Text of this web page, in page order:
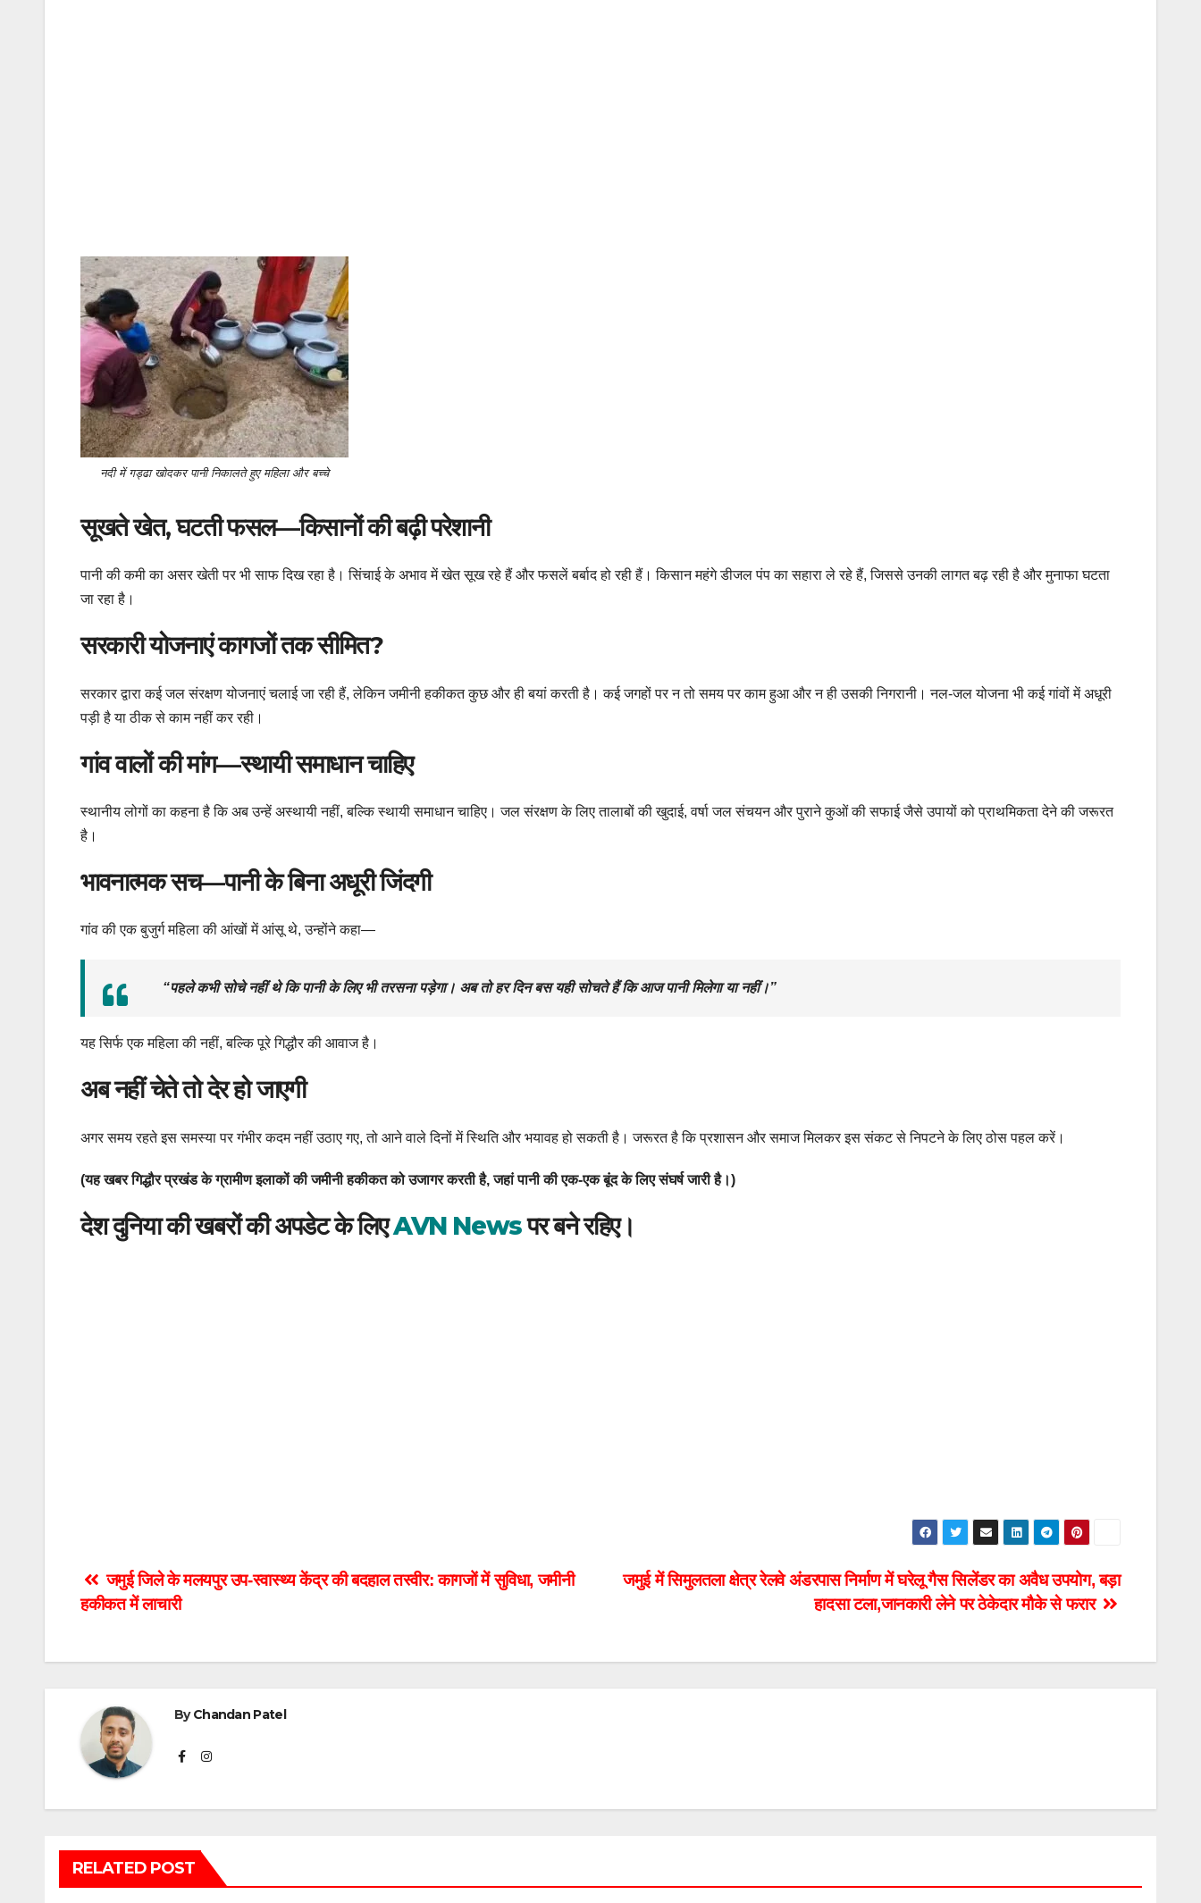
नदी में गड्ढा खोदकर पानी निकालते हुए महिला और बच्चे
सूखते खेत, घटती फसल—किसानों की बढ़ी परेशानी
पानी की कमी का असर खेती पर भी साफ दिख रहा है। सिंचाई के अभाव में खेत सूख रहे हैं और फसलें बर्बाद हो रही हैं। किसान महंगे डीजल पंप का सहारा ले रहे हैं, जिससे उनकी लागत बढ़ रही है और मुनाफा घटता
जा रहा है।
सरकारी योजनाएं कागजों तक सीमित?
सरकार द्वारा कई जल संरक्षण योजनाएं चलाई जा रही हैं, लेकिन जमीनी हकीकत कुछ और ही बयां करती है। कई जगहों पर न तो समय पर काम हुआ और न ही उसकी निगरानी। नल-जल योजना भी कई गांवों में अधूरी
पड़ी है या ठीक से काम नहीं कर रही।
गांव वालों की मांग—स्थायी समाधान चाहिए
स्थानीय लोगों का कहना है कि अब उन्हें अस्थायी नहीं, बल्कि स्थायी समाधान चाहिए। जल संरक्षण के लिए तालाबों की खुदाई, वर्षा जल संचयन और पुराने कुओं की सफाई जैसे उपायों को प्राथमिकता देने की जरूरत
है।
भावनात्मक सच—पानी के बिना अधूरी जिंदगी
गांव की एक बुजुर्ग महिला की आंखों में आंसू थे, उन्होंने कहा—
“पहले कभी सोचे नहीं थे कि पानी के लिए भी तरसना पड़ेगा। अब तो हर दिन बस यही सोचते हैं कि आज पानी मिलेगा या नहीं।”
यह सिर्फ एक महिला की नहीं, बल्कि पूरे गिद्धौर की आवाज है।
अब नहीं चेते तो देर हो जाएगी
अगर समय रहते इस समस्या पर गंभीर कदम नहीं उठाए गए, तो आने वाले दिनों में स्थिति और भयावह हो सकती है। जरूरत है कि प्रशासन और समाज मिलकर इस संकट से निपटने के लिए ठोस पहल करें।
(यह खबर गिद्धौर प्रखंड के ग्रामीण इलाकों की जमीनी हकीकत को उजागर करती है, जहां पानी की एक-एक बूंद के लिए संघर्ष जारी है।)
देश दुनिया की खबरों की अपडेट के लिएAVN Newsपर बने रहिए।
Post
navigation
जमुई में सिमुलतला क्षेत्र रेलवे अंडरपास निर्माण में घरेलू गैस सिलेंडर का अवैध उपयोग, बड़ा
हादसा टला,जानकारी लेने पर ठेकेदार मौके से फरार
जमुई जिले के मलयपुर उप-स्वास्थ्य केंद्र की बदहाल तस्वीर: कागजों में सुविधा, जमीनी
हकीकत में लाचारी
ByChandan Patel
RELATED POST